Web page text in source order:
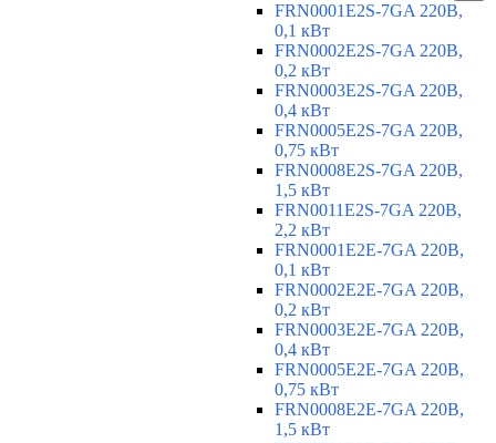
FRN0001E2S-7GA 220В,
0,1 кВт
FRN0002E2S-7GA 220В,
0,2 кВт
FRN0003E2S-7GA 220В,
0,4 кВт
FRN0005E2S-7GA 220В,
0,75 кВт
FRN0008E2S-7GA 220В,
1,5 кВт
FRN0011E2S-7GA 220В,
2,2 кВт
FRN0001E2E-7GA 220В,
0,1 кВт
FRN0002E2E-7GA 220В,
0,2 кВт
FRN0003E2E-7GA 220В,
0,4 кВт
FRN0005E2E-7GA 220В,
0,75 кВт
FRN0008E2E-7GA 220В,
1,5 кВт